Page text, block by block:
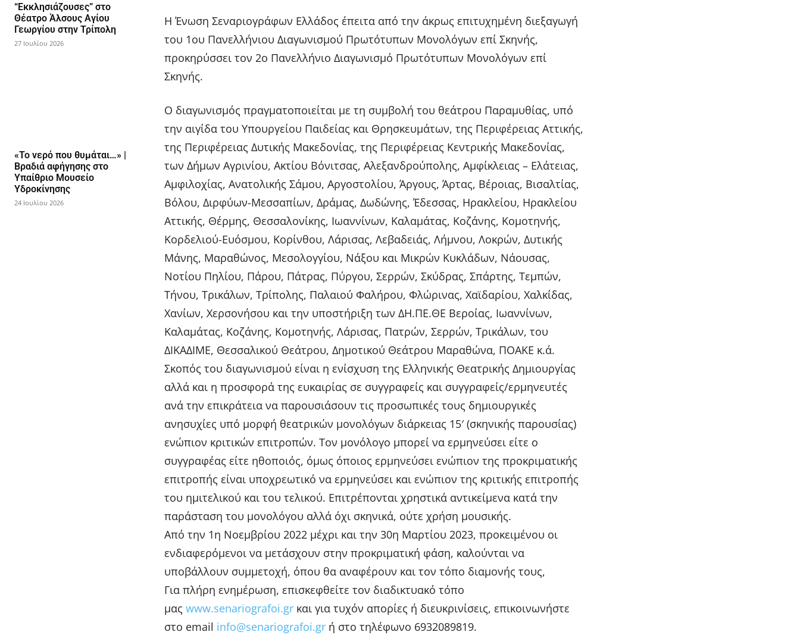
“Εκκλησιάζουσες” στο
Θέατρο Άλσους Αγίου
Γεωργίου στην Τρίπολη
27 Ιουλίου 2026
«Το νερό που θυμάται…» |
Βραδιά αφήγησης στο
Υπαίθριο Μουσείο
Υδροκίνησης
24 Ιουλίου 2026
Η Ένωση Σεναριογράφων Ελλάδος έπειτα από την άκρως επιτυχημένη διεξαγωγή
του 1ου Πανελλήνιου Διαγωνισμού Πρωτότυπων Μονολόγων επί Σκηνής,
προκηρύσσει τον 2ο Πανελλήνιο Διαγωνισμό Πρωτότυπων Μονολόγων επί
Σκηνής.
Ο διαγωνισμός πραγματοποιείται με τη συμβολή του θεάτρου Παραμυθίας, υπό
την αιγίδα του Υπουργείου Παιδείας και Θρησκευμάτων, της Περιφέρειας Αττικής,
της Περιφέρειας Δυτικής Μακεδονίας, της Περιφέρειας Κεντρικής Μακεδονίας,
των Δήμων Αγρινίου, Ακτίου Βόνιτσας, Αλεξανδρούπολης, Αμφίκλειας – Ελάτειας,
Αμφιλοχίας, Ανατολικής Σάμου, Αργοστολίου, Άργους, Άρτας, Βέροιας, Βισαλτίας,
Βόλου, Διρφύων-Μεσσαπίων, Δράμας, Δωδώνης, Έδεσσας, Ηρακλείου, Ηρακλείου
Αττικής, Θέρμης, Θεσσαλονίκης, Ιωαννίνων, Καλαμάτας, Κοζάνης, Κομοτηνής,
Κορδελιού-Ευόσμου, Κορίνθου, Λάρισας, Λεβαδειάς, Λήμνου, Λοκρών, Δυτικής
Μάνης, Μαραθώνος, Μεσολογγίου, Νάξου και Μικρών Κυκλάδων, Νάουσας,
Νοτίου Πηλίου, Πάρου, Πάτρας, Πύργου, Σερρών, Σκύδρας, Σπάρτης, Τεμπών,
Τήνου, Τρικάλων, Τρίπολης, Παλαιού Φαλήρου, Φλώρινας, Χαϊδαρίου, Χαλκίδας,
Χανίων, Χερσονήσου και την υποστήριξη των ΔΗ.ΠΕ.ΘΕ Βεροίας, Ιωαννίνων,
Καλαμάτας, Κοζάνης, Κομοτηνής, Λάρισας, Πατρών, Σερρών, Τρικάλων, του
ΔΙΚΑΔΙΜΕ, Θεσσαλικού Θεάτρου, Δημοτικού Θεάτρου Μαραθώνα, ΠΟΑΚΕ κ.ά.
Σκοπός του διαγωνισμού είναι η ενίσχυση της Ελληνικής Θεατρικής Δημιουργίας
αλλά και η προσφορά της ευκαιρίας σε συγγραφείς και συγγραφείς/ερμηνευτές
ανά την επικράτεια να παρουσιάσουν τις προσωπικές τους δημιουργικές
ανησυχίες υπό μορφή θεατρικών μονολόγων διάρκειας 15′ (σκηνικής παρουσίας)
ενώπιον κριτικών επιτροπών. Τον μονόλογο μπορεί να ερμηνεύσει είτε ο
συγγραφέας είτε ηθοποιός, όμως όποιος ερμηνεύσει ενώπιον της προκριματικής
επιτροπής είναι υποχρεωτικό να ερμηνεύσει και ενώπιον της κριτικής επιτροπής
του ημιτελικού και του τελικού. Επιτρέπονται χρηστικά αντικείμενα κατά την
παράσταση του μονολόγου αλλά όχι σκηνικά, ούτε χρήση μουσικής.
Από την 1η Νοεμβρίου 2022 μέχρι και την 30η Μαρτίου 2023, προκειμένου οι
ενδιαφερόμενοι να μετάσχουν στην προκριματική φάση, καλούνται να
υποβάλλουν συμμετοχή, όπου θα αναφέρουν και τον τόπο διαμονής τους,
Για πλήρη ενημέρωση, επισκεφθείτε τον διαδικτυακό τόπο
μας www.senariografoi.gr και για τυχόν απορίες ή διευκρινίσεις, επικοινωνήστε
στο email info@senariografoi.gr ή στο τηλέφωνο 6932089819.